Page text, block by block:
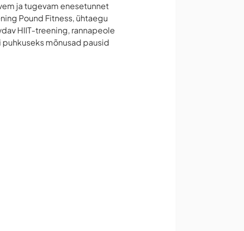
ja tugevam enesetunnet
Pound Fitness, ühtaegu
HIIT-treening, rannapeole
mõnusad pausid